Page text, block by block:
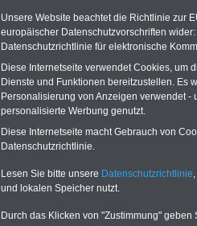
Berufsunfähigkeitsabsicherung
-Krankenzusatzversicherung-
Online-Vergleich Gesetzliche
Zahnzusatzversicherung-
Ihr
den Fall der
Leben
Unsere Website beachtet die Richtlinie zur
europäischer Datenschutzvorschriften
Datenschutzrichtlinie für elektronische
Diese Internetseite verwendet Cookies, um
Dienste und Funktionen bereitzustellen. Es
Personalisierung von Anzeigen verwendet
personalisierte Werbung genutzt.
Diese Internetseite macht Gebrauch von
Datenschutzrichtlinie.
Lesen Sie bitte unsere Datenschutzrichtlinie
und lokalen Speicher nutzt.
Durch das Klicken von "Zustimmung"